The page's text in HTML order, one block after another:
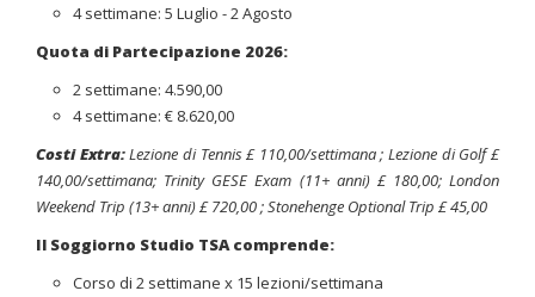
4 settimane: 5 Luglio - 2 Agosto
Quota di Partecipazione 2026:
2 settimane: 4.590,00
4 settimane: € 8.620,00
Costi Extra:Lezione di Tennis £ 110,00/settimana ; Lezione di Golf £
140,00/settimana; Trinity GESE Exam (11+ anni) £ 180,00; London
Weekend Trip (13+ anni) £ 720,00 ; Stonehenge Optional Trip £ 45,00
Il Soggiorno Studio TSA comprende:
Corso di 2 settimane x 15 lezioni/settimana